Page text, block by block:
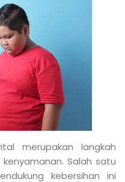
merupakan langkah
Salah satu
kebersihan ini